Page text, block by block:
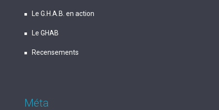
Le G.H.A.B. en action
Le GHAB
Recensements
Méta